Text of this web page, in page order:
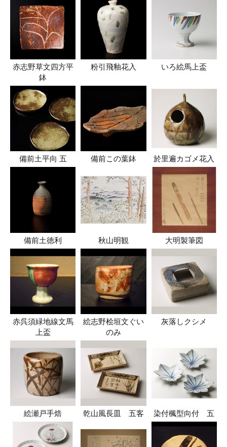
赤志野草文四方平
鉢
粉引飛釉花入 いろ絵馬上盃
備前土平向 五 備前この葉鉢 於里遍カゴメ花入
備前土徳利 秋山明観 大明製筆図
赤呉須緑地線文馬
上盃
絵志野桧垣文ぐい
のみ
灰落しクシメ
絵瀬戸手焙 乾山風長皿 五客 染付楓型向付 五